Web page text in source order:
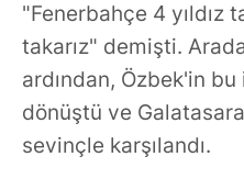
"Fenerbahçe 4 yıldız
takarız" demişti.
ardından, Özbek'in
dönüştü ve
sevinçle karşılandı.